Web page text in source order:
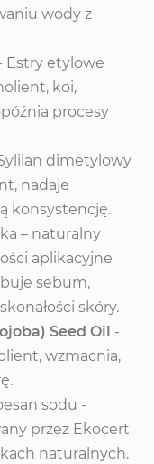
wody z
Estry etylowe
koi,
procesy
dimetylowy
nadaje
konsystencję.
– naturalny
aplikacyjne
sebum,
skóry.
Seed Oil -
wzmacnia,
sodu -
przez Ekocert
naturalnych.